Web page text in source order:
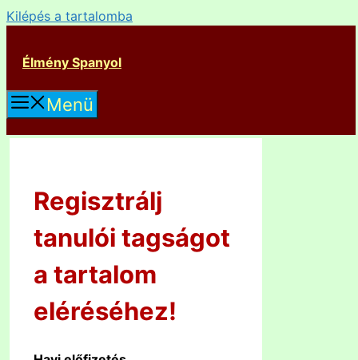
Kilépés a tartalomba
Élmény Spanyol
Menü
Regisztrálj
tanulói tagságot
a tartalom
eléréséhez!